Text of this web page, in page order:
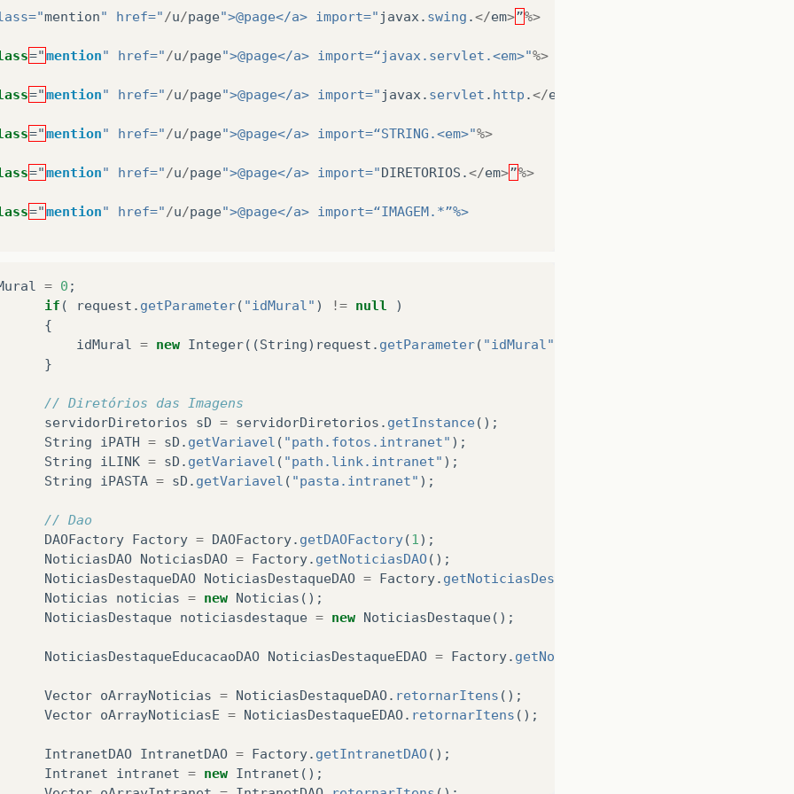
mention" href=" /u/page">@page</a> import=" javax . swing .</em>”%>
="mention" href=" /u/page">@page</a> import=“javax.servlet.<em>"%>
="mention" href=" /u/page">@page</a> import=" javax . servlet . http .</em
="mention" href=" /u/page">@page</a> import=“STRING.<em>"%>
="mention" href=" /u/page">@page</a> import="DIRETORIOS .</em>”%>
="mention" href=" /u/page">@page</a> import=“IMAGEM.*”%>
= 0;
!= null) {
= new Integer((String) request.getParameter(“idNoticias”)).intValue();
= 0 ;
if ( request . getParameter( "idMural" ) != null
)
{
idMural
= new Integer((String) request . getParameter( "idMural"
}
// Diretórios das Imagens
servidorDiretorios
sD = servidorDiretorios . getInstance();
String
iPATH = sD . getVariavel ( "path.fotos.intranet" );
String
iLINK = sD . getVariavel ( "path.link.intranet" );
String
iPASTA = sD . getVariavel ( "pasta.intranet" );
// Dao
DAOFactory Factory = DAOFactory. getDAOFactory(1 );
NoticiasDAO NoticiasDAO = Factory. getNoticiasDAO();
NoticiasDestaqueDAO NoticiasDestaqueDAO = Factory. getNoticiasDestaqueDAO
Noticias
noticias = new Noticias ();
NoticiasDestaque noticiasdestaque = new NoticiasDestaque();
NoticiasDestaqueEducacaoDAO NoticiasDestaqueEDAO = Factory. getNoticiasDestaqueEducacaoDAO
Vector oArrayNoticias = NoticiasDestaqueDAO. retornarItens ();
Vector oArrayNoticiasE = NoticiasDestaqueEDAO. retornarItens ();
IntranetDAO IntranetDAO = Factory. getIntranetDAO();
Intranet
intranet = new Intranet ();